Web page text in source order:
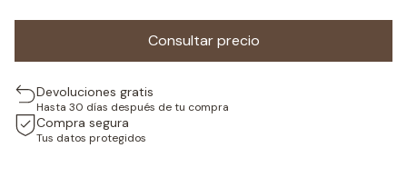
Devoluciones gratis
Hasta 30 días después de tu compra
Compra segura
Tus datos protegidos